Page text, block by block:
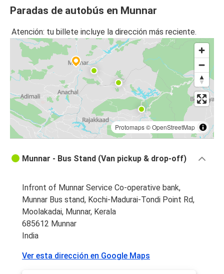
Paradas de autobús en Munnar
Atención: tu billete incluye la dirección más reciente.
Protomaps©OpenStreetMap
Munnar - Bus Stand (Van pickup & drop-off)
Infront of Munnar Service Co-operative bank,
Munnar Bus stand, Kochi-Madurai-Tondi Point Rd,
Moolakadai, Munnar, Kerala
685612 Munnar
India
Ver esta dirección en Google Maps